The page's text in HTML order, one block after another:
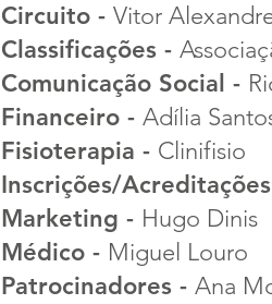
Circuito - Vitor
Classificações -
Comunicação Social -
Financeiro - Adília
Fisioterapia - Clinifisio
Inscrições/
Marketing - Hugo Dinis
Médico - Miguel Louro
Patrocinadores - Ana